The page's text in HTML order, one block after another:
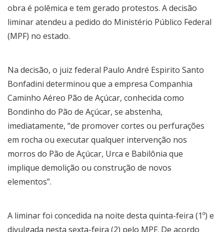
obra é polêmica e tem gerado protestos. A decisão
liminar atendeu a pedido do Ministério Público Federal
(MPF) no estado.
Na decisão, o juiz federal Paulo André Espirito Santo
Bonfadini determinou que a empresa Companhia
Caminho Aéreo Pão de Açúcar, conhecida como
Bondinho do Pão de Açúcar, se abstenha,
imediatamente, “de promover cortes ou perfurações
em rocha ou executar qualquer intervenção nos
morros do Pão de Açúcar, Urca e Babilônia que
implique demolição ou construção de novos
elementos”.
A liminar foi concedida na noite desta quinta-feira (1º) e
divulgada nesta sexta-feira (2) pelo MPF. De acordo